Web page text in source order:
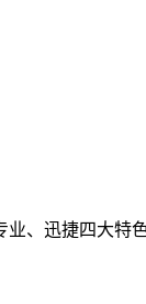
、迅捷四大特